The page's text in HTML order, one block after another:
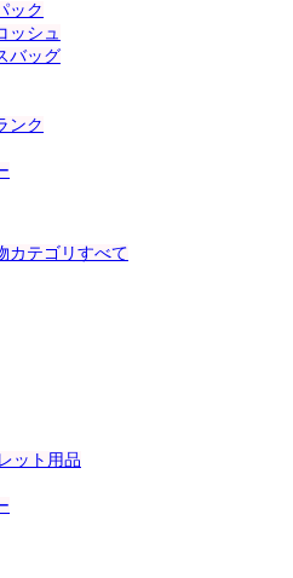
ック
ッシュ
バッグ
ンク
カテゴリすべて
ット用品